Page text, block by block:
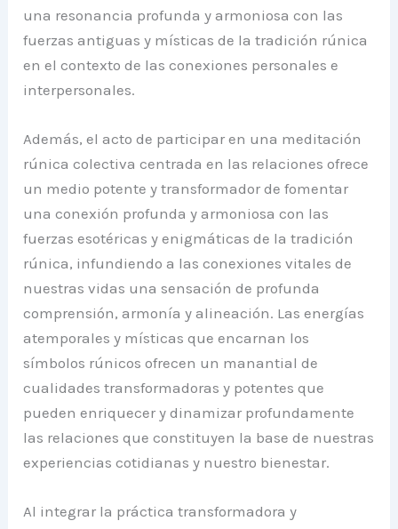
una resonancia profunda y armoniosa con las
fuerzas antiguas y místicas de la tradición rúnica
en el contexto de las conexiones personales e
interpersonales.
Además, el acto de participar en una meditación
rúnica colectiva centrada en las relaciones ofrece
un medio potente y transformador de fomentar
una conexión profunda y armoniosa con las
fuerzas esotéricas y enigmáticas de la tradición
rúnica, infundiendo a las conexiones vitales de
nuestras vidas una sensación de profunda
comprensión, armonía y alineación. Las energías
atemporales y místicas que encarnan los
símbolos rúnicos ofrecen un manantial de
cualidades transformadoras y potentes que
pueden enriquecer y dinamizar profundamente
las relaciones que constituyen la base de nuestras
experiencias cotidianas y nuestro bienestar.
Al integrar la práctica transformadora y